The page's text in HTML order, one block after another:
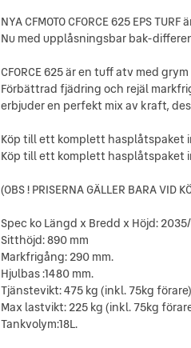
NYA CFMOTO CFORCE 625 EPS
Nu med upplåsningsbar bak-
CFORCE 625 är en tuff atv med
Förbättrad fjädring och rejäl
erbjuder en perfekt mix av kraft,
Köp till ett komplett hasplåtspaket
Köp till ett komplett hasplåtspaket
(OBS ! PRISERNA GÄLLER BARA VID
Spec ko Längd x Bredd x Höjd:
Sitthöjd: 890 mm
Markfrigång: 290 mm.
Hjulbas :1480 mm.
Tjänstevikt: 475 kg (inkl. 75kg förare)
Max lastvikt: 225 kg (inkl. 75kg
Tankvolym:18L.